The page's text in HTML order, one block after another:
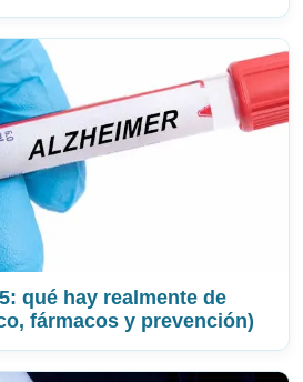
qué hay realmente de
fármacos y prevención)